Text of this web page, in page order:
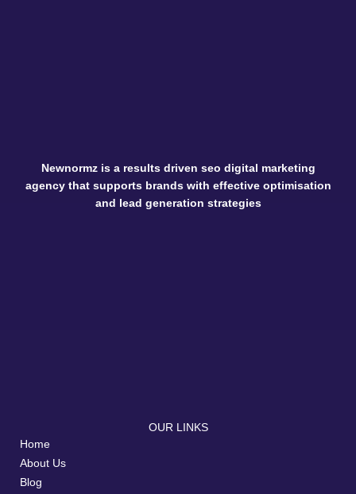
Newnormz is a results driven seo digital marketing
agency that supports brands with effective optimisation
and lead generation strategies
OUR LINKS
Home
About Us
Blog